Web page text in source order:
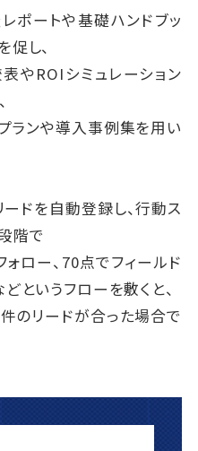
ポートや基礎ハンドブッ
し、
やROIシミュレーション
ランや導入事例集を用い
ドを自動登録し、行動ス
階で
ロー、70点でフィールド
というフローを敷くと、
のリードが合った場合で